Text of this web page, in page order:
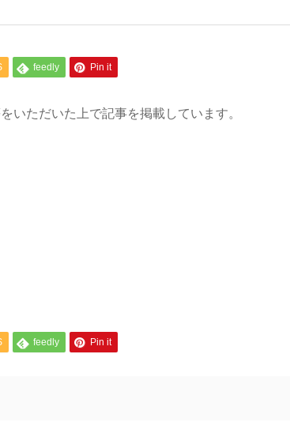
feedly Pin it
いただいた上で記事を掲載しています。
feedly Pin it